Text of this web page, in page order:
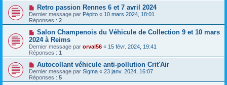
Retro passion Rennes 6 et 7 avril 2024
Dernier message par Pépito « 10 mars 2024, 18:01
Réponses : 2
Salon Champenois du Véhicule de Collection 9 et 10 mars
2024 à Reims
Dernier message par orval56 « 15 févr. 2024, 19:41
Réponses : 1
Autocollant véhicule anti-pollution Crit'Air
Dernier message par Sigma « 23 janv. 2024, 16:07
Réponses : 5